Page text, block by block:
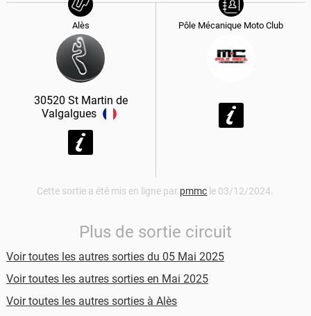
Alès
30520 St Martin de
Valgalgues
Pôle Mécanique Moto Club
Cette sortie a été mis en ligne par pmmc le 03/12/2024.
Plus de sortie circuit
Voir toutes les autres sorties du 05 Mai 2025
Voir toutes les autres sorties en Mai 2025
Voir toutes les autres sorties à Alès